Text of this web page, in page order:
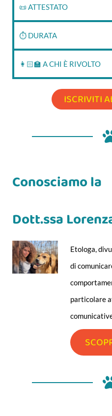
📜 ATTESTATO
⏱‍ DURATA
👩🏻‍🏫 A CHI È RIVOLTO
ISCRIVITI
Conosciamo la
Dott.ssa
Etologa,
di
particolare